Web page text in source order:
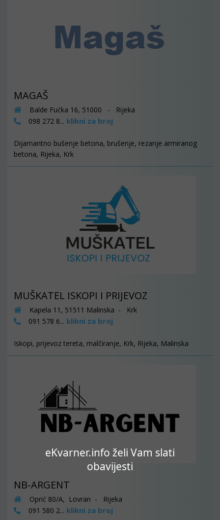
eKvarner.info želi Vam slati
obavijesti
MAGAŠ
Balde Fućka 16, 51000 - Rijeka
098 272 8... klikni za broj
Dijamantno bušenje betona, brušenje, rezanje armiranog
betona, Rijeka, Krk
MUŠKATEL ISKOPI I PRIJEVOZ
Kapela 11, 51511 Malinska - Krk
091 578 6... klikni za broj
Iskopi, prijevoz tereta, malčiranje, Krk, Rijeka, Malinska
NB-ARGENT
Oprić 80/A, Lovran - Rijeka
091 580 2... klikni za broj